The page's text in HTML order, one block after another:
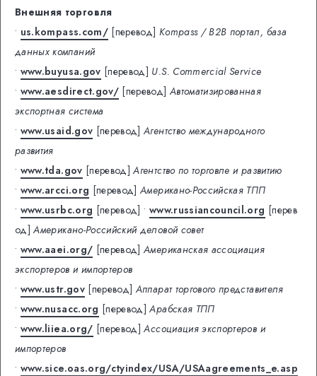
Внешняя торговля
• us.kompass.com/ [перевод] Kompass / B2B портал, база
данных компаний
• www.buyusa.gov [перевод] U.S. Commercial Service
• www.aesdirect.gov/ [перевод] Автоматизированная
экспортная система
• www.usaid.gov [перевод] Агентство международного
развития
• www.tda.gov [перевод] Агентство по торговле и развитию
• www.arcci.org [перевод] Американо-Российская ТПП
• www.usrbc.org [перевод] • www.russiancouncil.org [перев
од] Американо-Российский деловой совет
• www.aaei.org/ [перевод] Американская ассоциация
экспортеров и импортеров
• www.ustr.gov [перевод] Аппарат торгового представителя
• www.nusacc.org [перевод] Арабская ТПП
• www.liiea.org/ [перевод] Ассоциация экспортеров и
импортеров
• www.sice.oas.org/ctyindex/USA/USAagreements_e.asp